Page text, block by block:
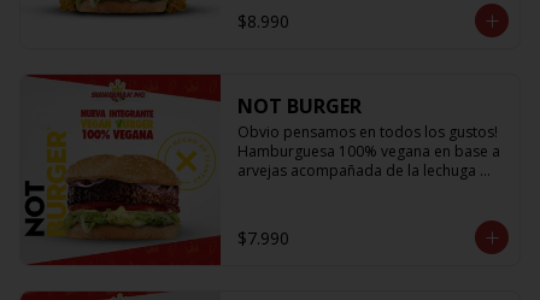
queso fundido, crujientes papitas hilo
y salsa king... Uff es pero ¡E-X-Q-U-I-S-I-
$8.990
NOT BURGER
Obvio pensamos en todos los gustos!
Hamburguesa 100% vegana en base a
arvejas acompañada de la lechuga
toque crujiente y Not Mayo
$7.990